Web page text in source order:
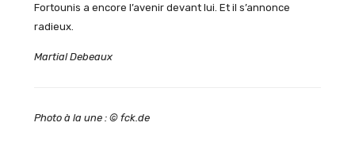
Fortounis a encore l’avenir devant lui. Et il s’annonce
radieux.
Martial Debeaux
Photo à la une : © fck.de